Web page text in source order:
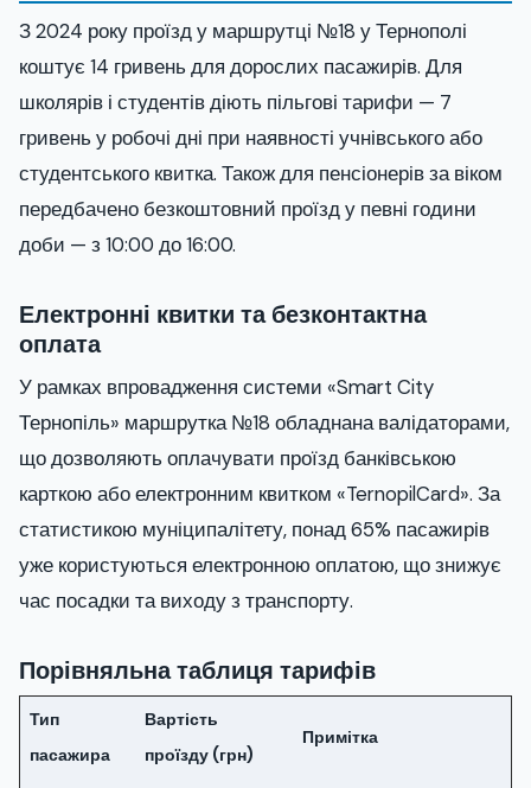
З 2024 року проїзд у маршрутці №18 у Тернополі
коштує 14 гривень для дорослих пасажирів. Для
школярів і студентів діють пільгові тарифи — 7
гривень у робочі дні при наявності учнівського або
студентського квитка. Також для пенсіонерів за віком
передбачено безкоштовний проїзд у певні години
доби — з 10:00 до 16:00.
Електронні квитки та безконтактна
оплата
У рамках впровадження системи «Smart City
Тернопіль» маршрутка №18 обладнана валідаторами,
що дозволяють оплачувати проїзд банківською
карткою або електронним квитком «TernopilCard». За
статистикою муніципалітету, понад 65% пасажирів
уже користуються електронною оплатою, що знижує
час посадки та виходу з транспорту.
Порівняльна таблиця тарифів
Тип
пасажира
Вартість
проїзду (грн)
Примітка